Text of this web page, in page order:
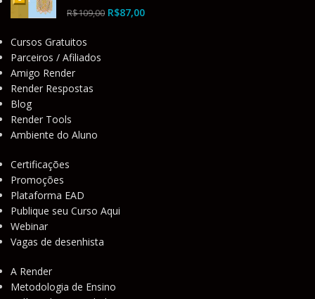
R$109,00 R$87,00
Cursos Gratuitos
Parceiros / Afiliados
Amigo Render
Render Respostas
Blog
Render Tools
Ambiente do Aluno
Certificações
Promoções
Plataforma EAD
Publique seu Curso Aqui
Webinar
Vagas de desenhista
A Render
Metodologia de Ensino